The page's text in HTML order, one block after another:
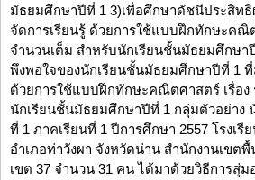
มัธยมศึกษาปีที่ 1 3)เพื่อศึกษาดัชนีประสิท
จัดการเรียนรู้ ด้วยการใช้แบบฝึกทักษะคณิ
จำนวนเต็ม สำหรับนักเรียนชั้นมัธยมศึกษา
พึงพอใจของนักเรียนชั้นมัธยมศึกษาปีที่ 1
ด้วยการใช้แบบฝึกทักษะคณิตศาสตร์ เรื่อง
นักเรียนชั้นมัธยมศึกษาปีที่ 1 กลุ่มตัวอย่าง
ที่ 1 ภาคเรียนที่ 1 ปีการศึกษา 2557 โรงเรี
อำเภอท่าวังผา จังหวัดน่าน สำนักงานเขต
เขต 37 จำนวน 31 คน ได้มาด้วยวิธีการสุ่ม